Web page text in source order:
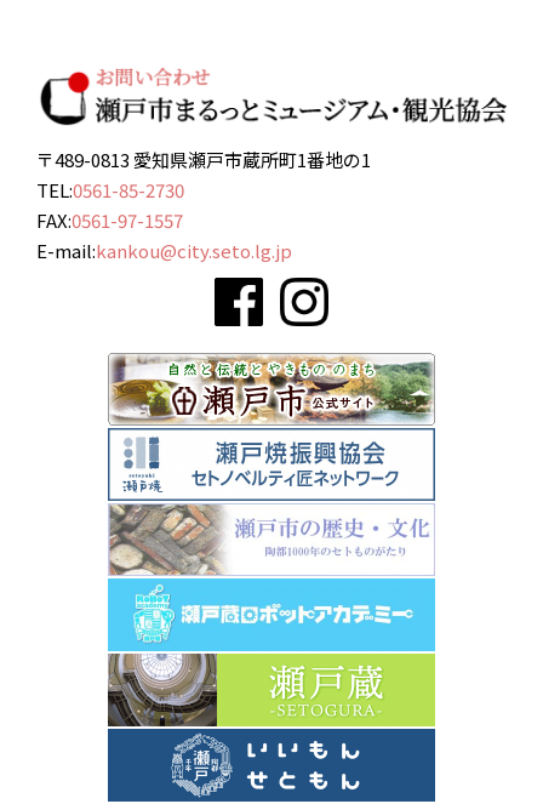
〒489-0813 愛知県瀬戸市蔵所町1番地の1
TEL:0561-85-2730
FAX:0561-97-1557
E-mail:kankou@city.seto.lg.jp